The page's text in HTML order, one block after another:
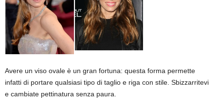
Avere un viso ovale è un gran fortuna: questa forma permette
infatti di portare qualsiasi tipo di taglio e riga con stile. Sbizzarritevi
e cambiate pettinatura senza paura.